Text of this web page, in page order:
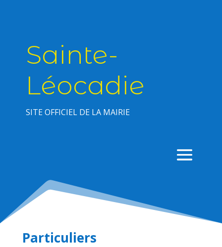
Sainte-
Léocadie
SITE OFFICIEL DE LA MAIRIE
Particuliers